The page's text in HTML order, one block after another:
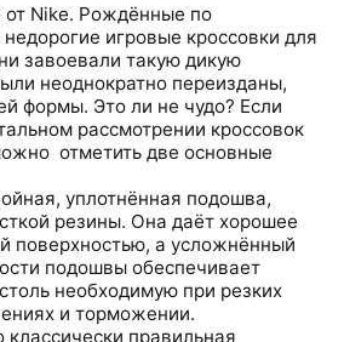
Nike. Рождённые по
игровые кроссовки для
завоевали такую дикую
неоднократно переизданы,
формы. Это ли не чудо? Если
рассмотрении кроссовок
отметить две основные
уплотнённая подошва,
резины. Она даёт хорошее
поверхностью, а усложнённый
подошвы обеспечивает
необходимую при резких
и торможении.
правильная